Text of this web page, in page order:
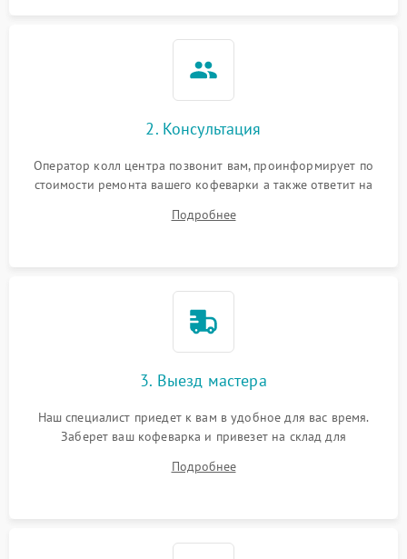
2. Консультация
Оператор колл центра позвонит вам, проинформирует по
стоимости ремонта вашего кофеварки а также ответит на
Подробнее
3. Выезд мастера
Наш специалист приедет к вам в удобное для вас время.
Заберет ваш кофеварка и привезет на склад для
Подробнее